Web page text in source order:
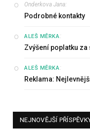
Onderkova Jana:
Podrobné kontakty
ALEŠ MĚRKA:
Zvýšení poplatku
ALEŠ MĚRKA:
Reklama:
NEJNOVĚJŠÍ